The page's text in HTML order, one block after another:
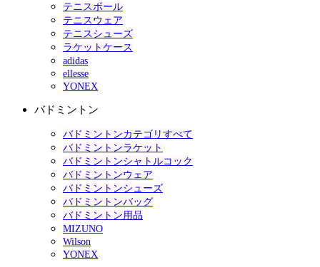
テニスボール
テニスウェア
テニスシューズ
ラケットケース
adidas
ellesse
YONEX
バドミントン
バドミントンカテゴリすべて
バドミントンラケット
バドミントンシャトルコック
バドミントンウェア
バドミントンシューズ
バドミントンバッグ
バドミントン用品
MIZUNO
Wilson
YONEX